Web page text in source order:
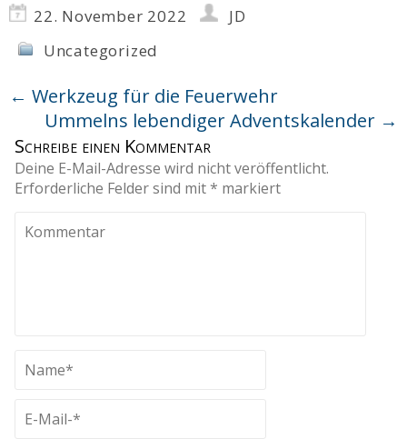
22. November 2022
JD
Uncategorized
← Werkzeug für die Feuerwehr
Ummelns lebendiger Adventskalender →
Schreibe einen Kommentar
Deine E-Mail-Adresse wird nicht veröffentlicht.
Erforderliche Felder sind mit* markiert